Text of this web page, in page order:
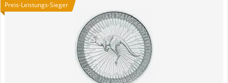
Preis-Leistungs-Sieger